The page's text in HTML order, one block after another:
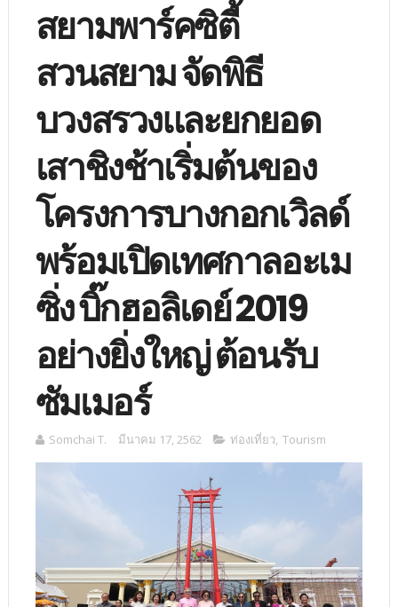
สยามพาร์คซิตี้
สวนสยาม จัดพิธี
บวงสรวงและยกยอด
เสาชิงช้าเริ่มต้นของ
โครงการบางกอกเวิลด์
พร้อมเปิดเทศกาลอะเม
ซิ่ง บิ๊กฮอลิเดย์ 2019
อย่างยิ่งใหญ่ ต้อนรับ
ซัมเมอร์
Somchai T. มีนาคม 17, 2562 ท่องเที่ยว, Tourism